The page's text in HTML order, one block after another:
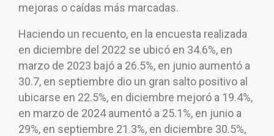
mejoras o caídas más marcadas.
Haciendo un recuento, en la encuesta realizada
en diciembre del 2022 se ubicó en 34.6%, en
marzo de 2023 bajó a 26.5%, en junio aumentó a
30.7, en septiembre dio un gran salto positivo al
ubicarse en 22.5%, en diciembre mejoró a 19.4%,
en marzo de 2024 aumentó a 25.1%, en junio a
29%, en septiembre 21.3%, en diciembre 30.5%,